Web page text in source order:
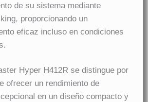
de su sistema mediante
proporcionando un
eficaz incluso en condiciones
Hyper H412R se distingue por
ofrecer un rendimiento de
en un diseño compacto y